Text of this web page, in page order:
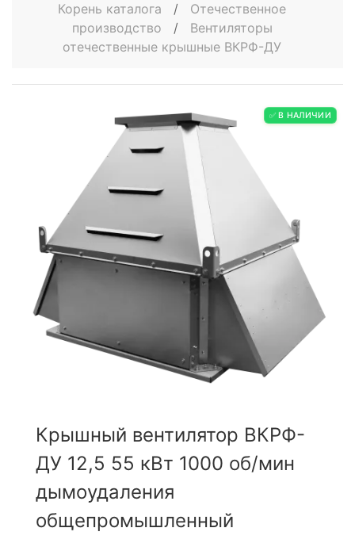
Корень каталога /
Отечественное
производство
/
Вентиляторы
отечественные крышные ВКРФ-ДУ
✅ В НАЛИЧИИ
Крышный вентилятор ВКРФ-
ДУ 12,5 55 кВт 1000 об/мин
дымоудаления
общепромышленный